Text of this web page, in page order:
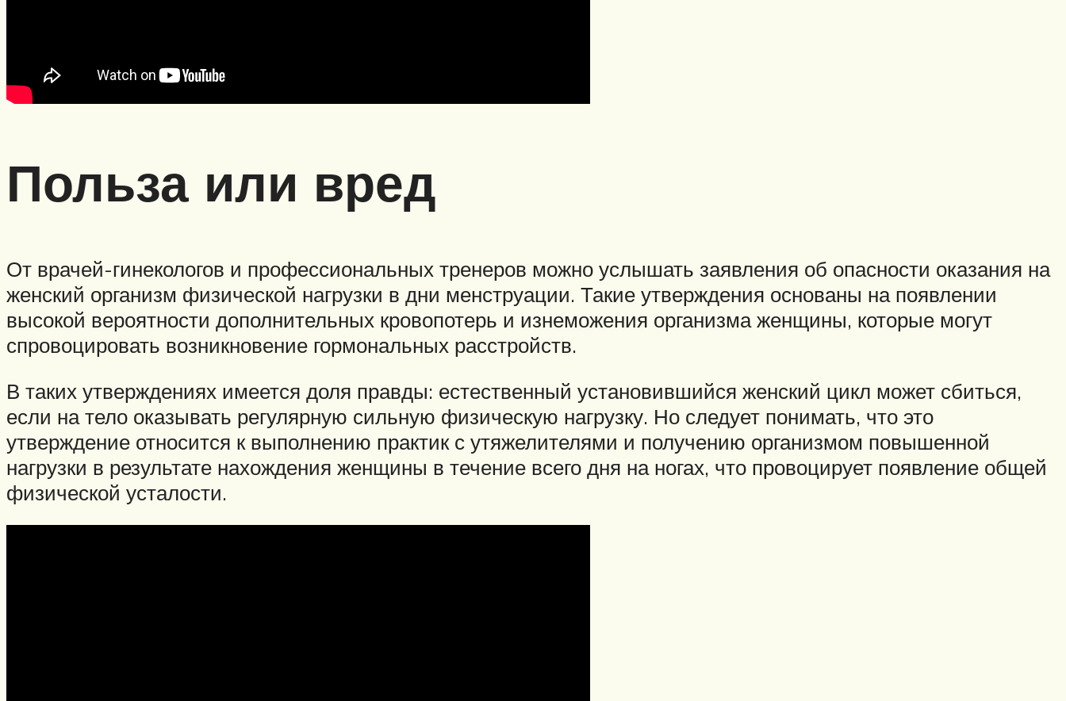
Польза или вред
От врачей-гинекологов и профессиональных тренеров можно услышать заявления об опасности оказания на
женский организм физической нагрузки в дни менструации. Такие утверждения основаны на появлении
высокой вероятности дополнительных кровопотерь и изнеможения организма женщины, которые могут
спровоцировать возникновение гормональных расстройств.
В таких утверждениях имеется доля правды: естественный установившийся женский цикл может сбиться,
если на тело оказывать регулярную сильную физическую нагрузку. Но следует понимать, что это
утверждение относится к выполнению практик с утяжелителями и получению организмом повышенной
нагрузки в результате нахождения женщины в течение всего дня на ногах, что провоцирует появление общей
физической усталости.